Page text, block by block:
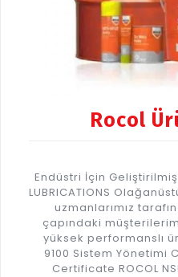
Rocol
Endüstri İçin Geliştirilmiş
LUBRICATIONS
uzmanlarımız
çapındaki
yüksek performanslı
9100 Sistem Yönetimi
Certificate ROCOL